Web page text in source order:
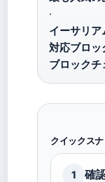
·
イーサリ
対応ブロッ
ブロック
クイックス
1 確